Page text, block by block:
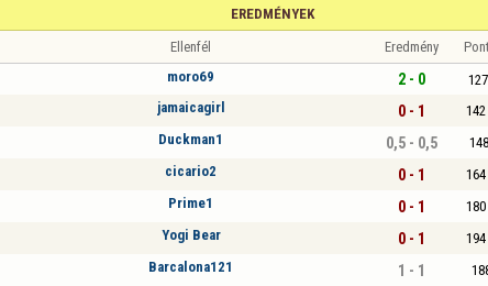
EREDMÉNYEK
Ellenfél Eredmény
moro69 2 - 0 127
jamaicagirl 0 - 1 142
Duckman1 0,5 - 0,5 148
cicario2 0 - 1 164
Prime1 0 - 1 180
Yogi Bear 0 - 1 194
Barcalona121 1 - 1